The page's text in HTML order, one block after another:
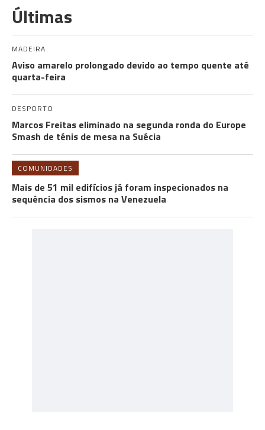
Últimas
MADEIRA
Aviso amarelo prolongado devido ao tempo quente até
quarta-feira
DESPORTO
Marcos Freitas eliminado na segunda ronda do Europe
Smash de ténis de mesa na Suécia
COMUNIDADES
Mais de 51 mil edifícios já foram inspecionados na
sequência dos sismos na Venezuela